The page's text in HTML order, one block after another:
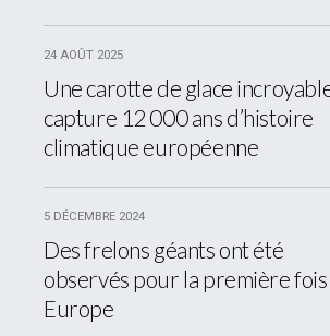
24 AOÛT 2025
Une carotte de glace
capture 12 000 ans d’histoire
climatique européenne
5 DÉCEMBRE 2024
Des frelons géants ont été
observés pour la première
Europe